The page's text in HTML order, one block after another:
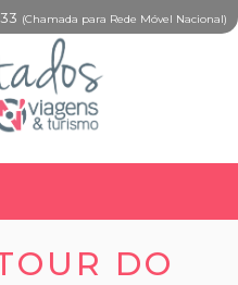
(Chamada para Rede Móvel Nacional)
DO